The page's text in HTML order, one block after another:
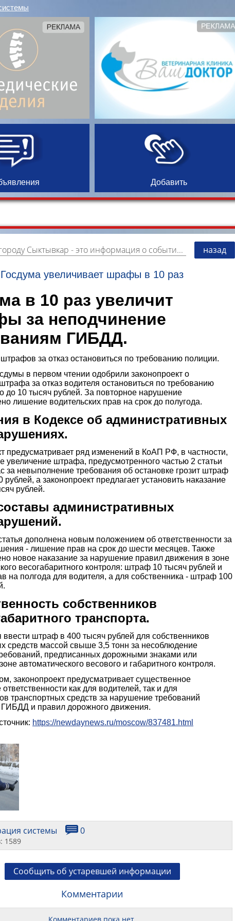
Добавить
Сыктывкар - это информация о событиях, мероприятиях и торгово-коммерческой деятельности города. Страницу наполняют платные и бесплатные объявления, имеющие функцию "поднятия вверх списка". назад
Госдума увеличивает шрафы в 10 раз
в 10 раз увеличит
за неподчинение
ГИБДД.
за отказ остановиться по требованию полиции.
в первом чтении одобрили законопроект о
за отказ водителя остановиться по требованию
до 10 тысяч рублей. За повторное нарушение
лишение водительских прав на срок до полугода.
в Кодексе об административных
предусматривает ряд изменений в КоАП РФ, в частности,
увеличение штрафа, предусмотренного частью 2 статьи
за невыполнение требования об остановке грозит штраф
рублей, а законопроект предлагает установить наказание
рублей.
административных
дополнена новым положением об ответственности за
- лишение прав на срок до шести месяцев. Также
новое наказание за нарушение правил движения в зоне
весогабаритного контроля: штраф 10 тысяч рублей и
на полгода для водителя, а для собственника - штраф 100
собственников
транспорта.
ввести штраф в 400 тысяч рублей для собственников
средств массой свыше 3,5 тонн за несоблюдение
предписанных дорожными знаками или
автоматического весового и габаритного контроля.
законопроект предусматривает существенное
как для водителей, так и для
транспортных средств за нарушение требований
ГИБДД и правил дорожного движения.
https://newdaynews.ru/moscow/837481.html
системы 0
1589
Сообщить об устаревшей информации
Комментарии